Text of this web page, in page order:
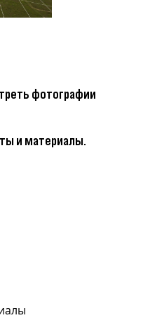
фотографии
и материалы.